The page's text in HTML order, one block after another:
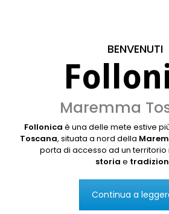
BENVENUTI
Maremma
Follonica è una delle mete estive
Toscana, situata a nord della
porta di accesso ad un territorio
storia e
Continua a